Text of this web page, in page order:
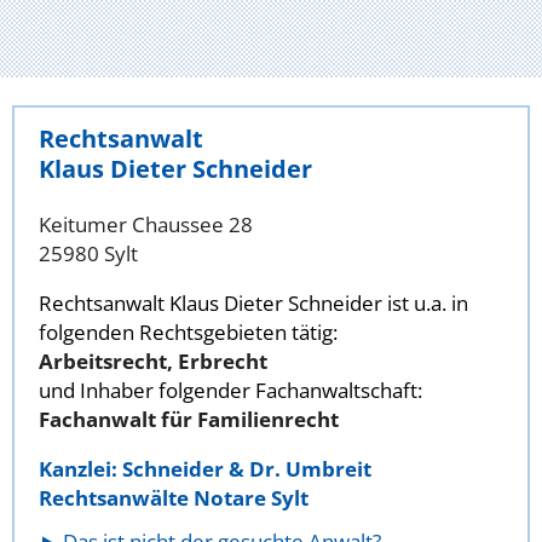
Rechtsanwalt
Klaus Dieter Schneider
Keitumer Chaussee 28
25980 Sylt
Rechtsanwalt Klaus Dieter Schneider ist u.a. in
folgenden Rechtsgebieten tätig:
Arbeitsrecht, Erbrecht
und Inhaber folgender Fachanwaltschaft:
Fachanwalt für Familienrecht
Kanzlei: Schneider & Dr. Umbreit
Rechtsanwälte Notare Sylt